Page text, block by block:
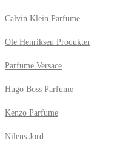
Calvin Klein Parfume
Ole Henriksen Produkter
Parfume Versace
Hugo Boss Parfume
Kenzo Parfume
Nilens Jord